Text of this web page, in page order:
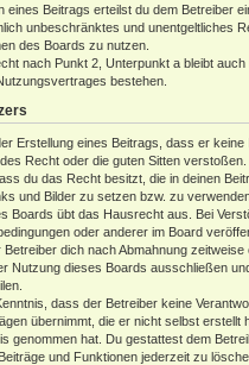
eines Beitrags erteilst du dem Betreiber
unbeschränktes und unentgeltliches
des Boards zu nutzen.
nach Punkt 2, Unterpunkt a bleibt auch
bestehen.
Erstellung eines Beitrags, dass er keine
Recht oder die guten Sitten
du das Recht besitzt, die in deinen
und Bilder zu setzen bzw. zu
Boards übt das Hausrecht aus. Bei
oder anderer im Board
Betreiber dich nach Abmahnung zeitweise
Nutzung dieses Boards ausschließen
dass der Betreiber keine
übernimmt, die er nicht selbst erstellt
genommen hat. Du gestattest dem
und Funktionen jederzeit zu